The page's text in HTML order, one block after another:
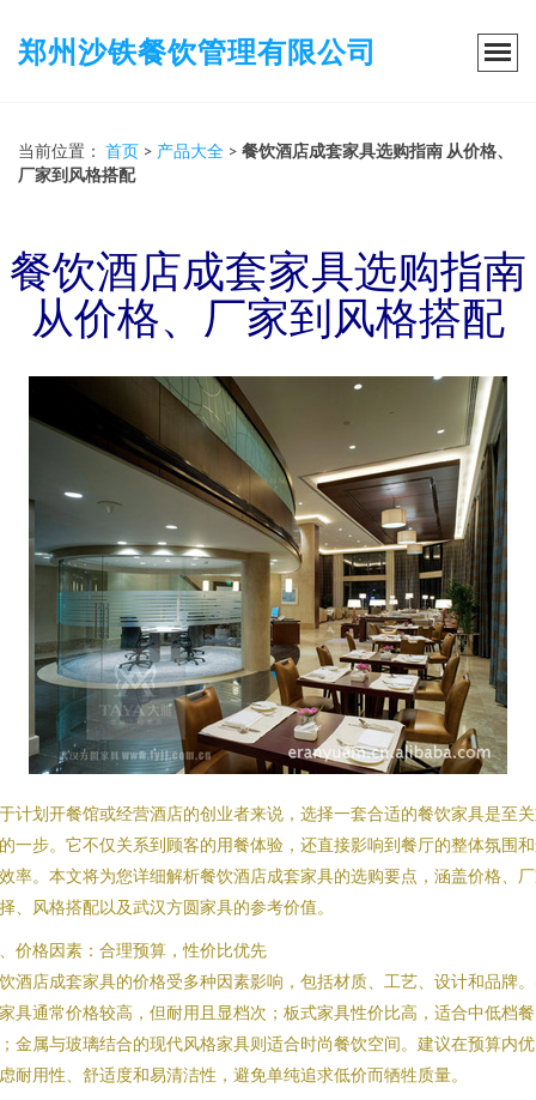
郑州沙铁餐饮管理有限公司
当前位置： 首页 > 产品大全 > 餐饮酒店成套家具选购指南 从价格、
厂家到风格搭配
餐饮酒店成套家具选购指南
从价格、厂家到风格搭配
计划开餐馆或经营酒店的创业者来说，选择一套合适的餐饮家具是至
一步。它不仅关系到顾客的用餐体验，还直接影响到餐厅的整体氛围
率。本文将为您详细解析餐饮酒店成套家具的选购要点，涵盖价格、
、风格搭配以及武汉方圆家具的参考价值。
价格因素：合理预算，性价比优先
酒店成套家具的价格受多种因素影响，包括材质、工艺、设计和品牌
具通常价格较高，但耐用且显档次；板式家具性价比高，适合中低档餐
金属与玻璃结合的现代风格家具则适合时尚餐饮空间。建议在预算内
耐用性、舒适度和易清洁性，避免单纯追求低价而牺牲质量。